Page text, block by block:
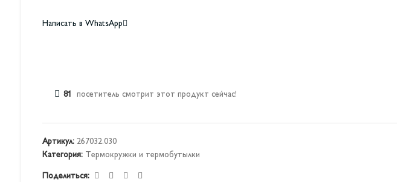
Написать в WhatsApp
81 посетитель смотрит этот продукт сейчас!
Артикул: 267032.030
Категория: Термокружки и термобутылки
Поделиться: